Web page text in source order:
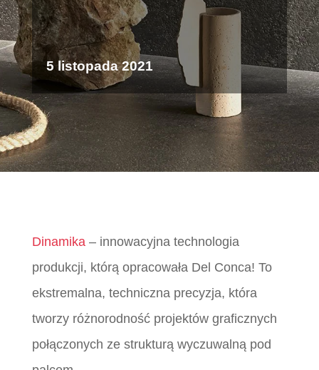
5 listopada 2021
Dinamika– innowacyjna technologia
produkcji, którą opracowała Del Conca! To
ekstremalna, techniczna precyzja, która
tworzy różnorodność projektów graficznych
połączonych ze strukturą wyczuwalną pod